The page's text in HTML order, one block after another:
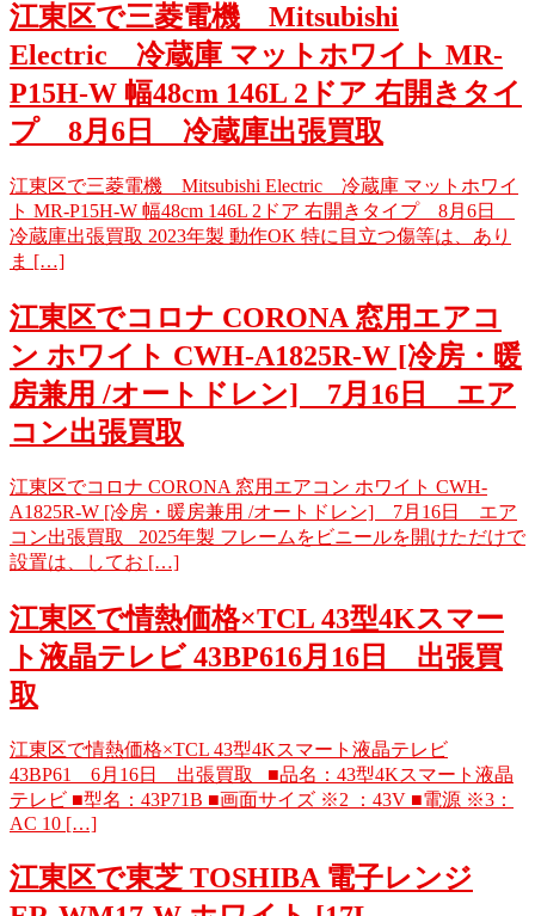
江東区で三菱電機 Mitsubishi
Electric 冷蔵庫 マットホワイト MR-
P15H-W 幅48cm 146L 2ドア 右開きタイ
プ 8月6日 冷蔵庫出張買取
江東区で三菱電機 Mitsubishi Electric 冷蔵庫 マットホワイ
ト MR-P15H-W 幅48cm 146L 2ドア 右開きタイプ 8月6日
冷蔵庫出張買取 2023年製 動作OK 特に目立つ傷等は、あり
ま […]
江東区でコロナ CORONA 窓用エアコ
ン ホワイト CWH-A1825R-W [冷房・暖
房兼用 /オートドレン] 7月16日 エア
コン出張買取
江東区でコロナ CORONA 窓用エアコン ホワイト CWH-
A1825R-W [冷房・暖房兼用 /オートドレン] 7月16日 エア
コン出張買取 2025年製 フレームをビニールを開けただけで
設置は、してお […]
江東区で情熱価格×TCL 43型4Kスマー
ト液晶テレビ 43BP616月16日 出張買
取
江東区で情熱価格×TCL 43型4Kスマート液晶テレビ
43BP61 6月16日 出張買取 ■品名：43型4Kスマート液晶
テレビ ■型名：43P71B ■画面サイズ ※2 ：43V ■電源 ※3：
AC 10 […]
江東区で東芝 TOSHIBA 電子レンジ